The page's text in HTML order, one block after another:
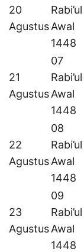
20
Agustus
Rabi’ul
Awal
1448
21
Agustus
07
Rabi’ul
Awal
1448
22
Agustus
08
Rabi’ul
Awal
1448
23
Agustus
09
Rabi’ul
Awal
1448